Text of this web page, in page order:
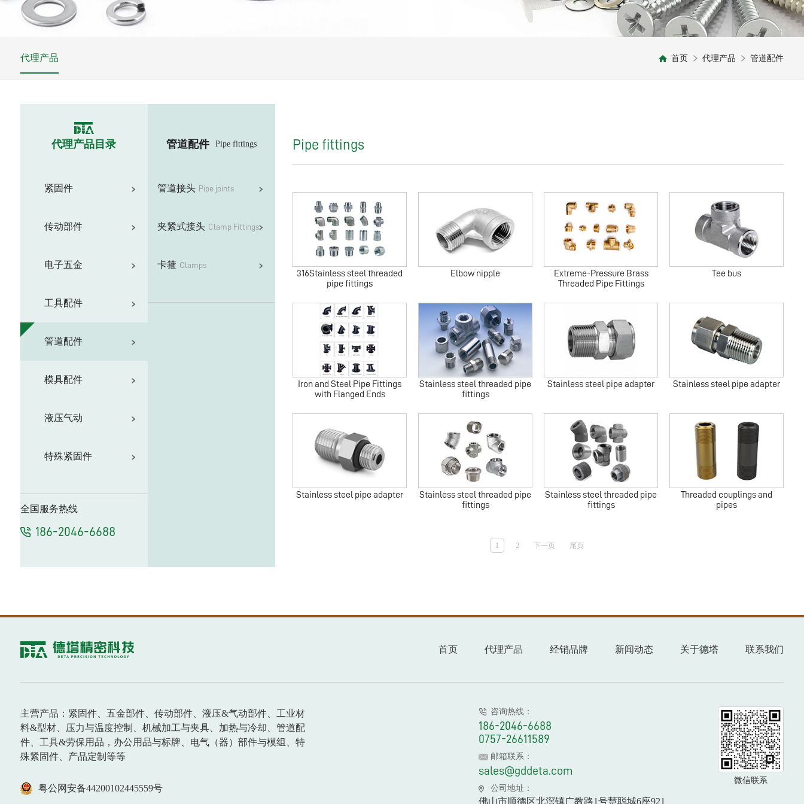
代理产品 首页 代理产品 管道配件
代理产品目录
紧固件
传动部件
电子五金
工具配件
管道配件
模具配件
液压气动
特殊紧固件
全国服务热线
186-2046-6688
管道配件 Pipe fittings
管道接头 Pipe joints
夹紧式接头 Clamp Fittings
卡箍 Clamps
Pipe fittings
316Stainless steel threaded
pipe fittings
Elbow nipple
Extreme-Pressure Brass
Threaded Pipe Fittings
Tee bus
Iron and Steel Pipe Fittings
with Flanged Ends
Stainless steel threaded pipe
fittings
Stainless steel pipe adapter Stainless steel pipe adapter
Stainless steel pipe adapter
Stainless steel threaded pipe
fittings
Stainless steel threaded pipe
fittings
Threaded couplings and
pipes
1 2 下一页 尾页
首页 代理产品 经销品牌 新闻动态 关于德塔 联系我们
主营产品：紧固件、五金部件、传动部件、液压&气动部件、工业材
料&型材、压力与温度控制、机械加工与夹具、加热与冷却、管道配
件、工具&劳保用品，办公用品与标牌、电气（器）部件与模组、特
殊紧固件、产品定制等等
粤公网安备44200102445559号
咨询热线：
186-2046-6688
0757-26611589
邮箱联系：
sales@gddeta.com
公司地址：
佛山市顺德区北滘镇广教路1号慧聪城6座921
微信联系